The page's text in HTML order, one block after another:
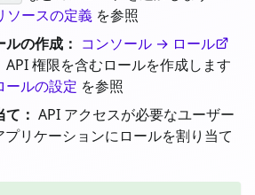
ソースの定義 を参照
の作成： コンソール → ロール
API 権限を含むロールを作成します
ールの設定 を参照
： API アクセスが必要なユーザー
リケーションにロールを割り当て